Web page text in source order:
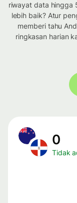
riwayat data hingga
lebih baik? Atur
memberi tahu
ringkasan harian
0
Tidak